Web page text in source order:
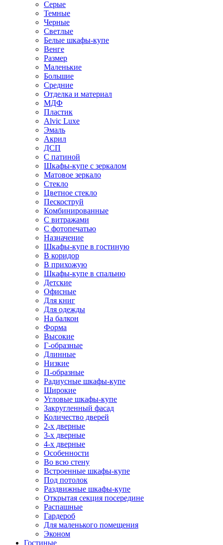
Серые
Темные
Черные
Светлые
Белые шкафы-купе
Венге
Размер
Маленькие
Большие
Средние
Отделка и материал
МДФ
Пластик
Alvic Luxe
Эмаль
Акрил
ДСП
С патиной
Шкафы-купе с зеркалом
Матовое зеркало
Стекло
Цветное стекло
Пескоструй
Комбинированные
С витражами
С фотопечатью
Назначение
Шкафы-купе в гостиную
В коридор
В прихожую
Шкафы-купе в спальню
Детские
Офисные
Для книг
Для одежды
На балкон
Форма
Высокие
Г-образные
Длинные
Низкие
П-образные
Радиусные шкафы-купе
Широкие
Угловые шкафы-купе
Закругленный фасад
Количество дверей
2-х дверные
3-х дверные
4-х дверные
Особенности
Во всю стену
Встроенные шкафы-купе
Под потолок
Раздвижные шкафы-купе
Открытая секция посередине
Распашные
Гардероб
Для маленького помещения
Эконом
Гостиные